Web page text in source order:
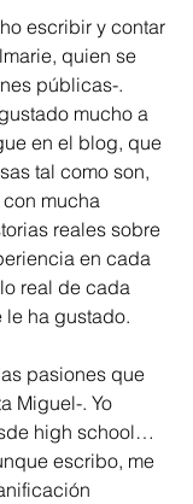
escribir y contar
quien se
públicas-.
mucho a
en el blog, que
tal como son,
mucha
reales sobre
en cada
real de cada
le ha gustado.
pasiones que
Miguel-. Yo
high school…
escribo, me